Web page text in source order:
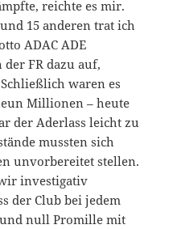
reichte es mir.
15 anderen trat ich
ADAC ADE
FR dazu auf,
waren es
Millionen – heute
der Aderlass leicht zu
mussten sich
unvorbereitet stellen.
investigativ
der Club bei jedem
null Promille mit